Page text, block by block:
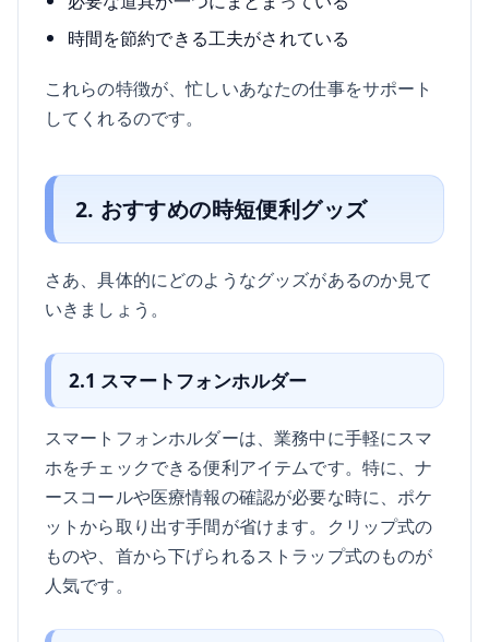
時間を節約できる工夫がされている
これらの特徴が、忙しいあなたの仕事をサポート
してくれるのです。
2. おすすめの時短便利グッズ
さあ、具体的にどのようなグッズがあるのか見て
いきましょう。
2.1 スマートフォンホルダー
スマートフォンホルダーは、業務中に手軽にスマ
ホをチェックできる便利アイテムです。特に、ナ
ースコールや医療情報の確認が必要な時に、ポケ
ットから取り出す手間が省けます。クリップ式の
ものや、首から下げられるストラップ式のものが
人気です。